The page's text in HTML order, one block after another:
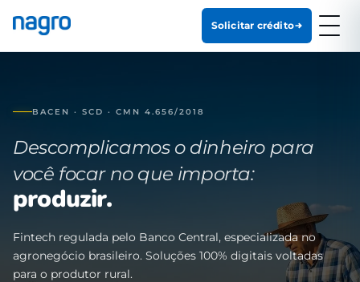
Solicitar crédito
BACEN · SCD · CMN 4.656/2018
Descomplicamos o dinheiro para
você focar no que importa:
produzir.
Fintech regulada pelo Banco Central, especializada no
agronegócio brasileiro. Soluções 100% digitais voltadas
para o produtor rural.